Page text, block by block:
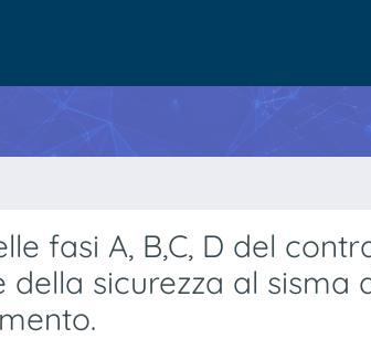
fasi A, B,C, D del
della sicurezza al